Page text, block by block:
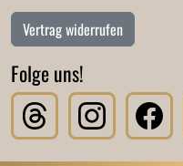
Vertrag widerrufen
Folge uns!